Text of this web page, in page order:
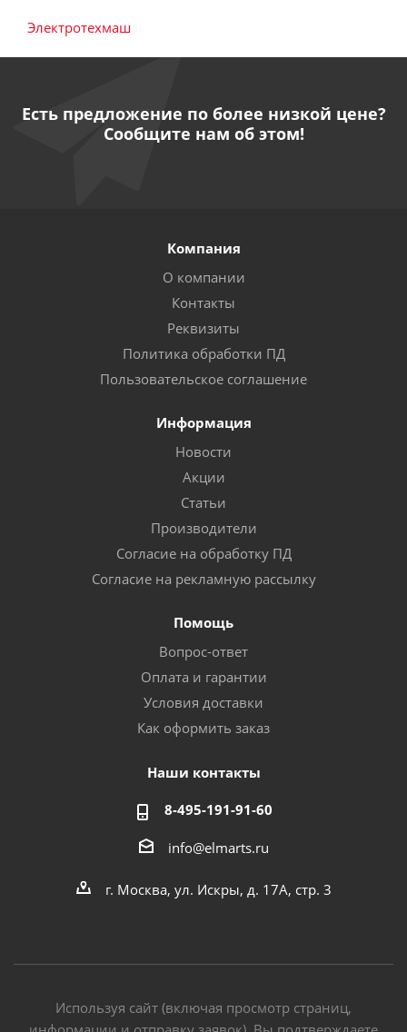
Электротехмаш
Есть предложение по более низкой цене?
Сообщите нам об этом!
Компания
О компании
Контакты
Реквизиты
Политика обработки ПД
Пользовательское соглашение
Информация
Новости
Акции
Статьи
Производители
Согласие на обработку ПД
Согласие на рекламную рассылку
Помощь
Вопрос-ответ
Оплата и гарантии
Условия доставки
Как оформить заказ
Наши контакты
8-495-191-91-60
info@elmarts.ru
г. Москва, ул. Искры, д. 17А, стр. 3
Используя сайт (включая просмотр страниц,